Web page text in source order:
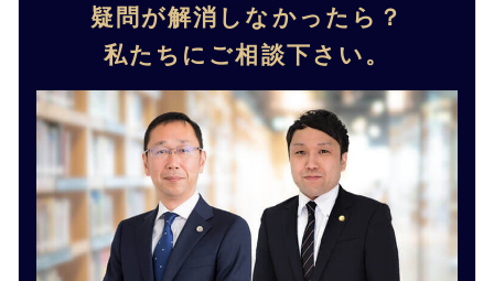
疑問が解消しなかったら？
私たちにご相談下さい。